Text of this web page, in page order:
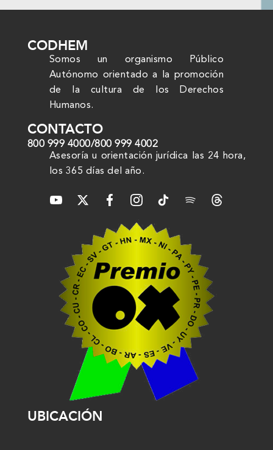
CODHEM
Somos un organismo Público
Autónomo orientado a la promoción
de la cultura de los Derechos
Humanos.
CONTACTO
800 999 4000/800 999 4002
Asesoría u orientación jurídica las 24 hora,
los 365 días del año.
UBICACIÓN